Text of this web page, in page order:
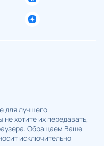
для лучшего
хотите их передавать,
Обращаем Ваше
исключительно